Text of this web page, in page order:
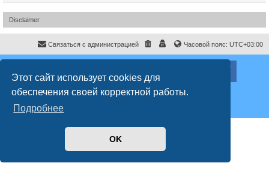
Этот сайт использует cookies для
обеспечения своей корректной работы.
Подробнее
OK
Disclaimer
Часовой пояс: UTC+03:00
Связаться с администрацией
Создано на основеphpBB® Forum Software © phpBB Limited
Русская поддержка phpBB
Конфиденциальность